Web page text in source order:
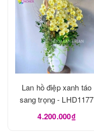
Lan hồ điệp xanh táo
sang trọng - LHD1177
4.200.000₫